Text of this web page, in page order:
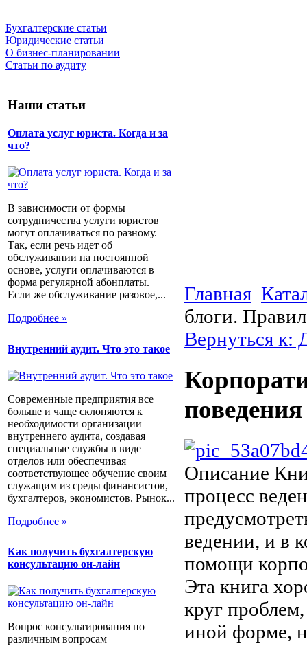
Бухгалтерские статьи
Юридические статьи
О бизнес-планировании
Статьи по аудиту
Наши статьи
Оплата услуг юриста. Когда и за
что?
В зависимости от формы
сотрудничества услуги юристов
могут оплачиваться по разному.
Так, если речь идет об
обслуживании на постоянной
основе, услуги оплачиваются в
форма регулярной абонплаты.
Если же обслуживание разовое,...
Подробнее »
Внутренний аудит. Что это такое
Современные предприятия все
больше и чаще склоняются к
необходимости организации
внутреннего аудита, создавая
специальные службы в виде
отделов или обеспечивая
соответствующее обучение своим
служащим из среды финансистов,
бухгалтеров, экономистов. Рынок...
Подробнее »
Как получить бухгалтерскую
консультацию он-лайн
Вопрос консультирования по
различным вопросам
Главная
блоги.
Вернуться к:
поведения
Описание
процесс
ведении, и в
помощи
Эта книга
круг
иной форме,